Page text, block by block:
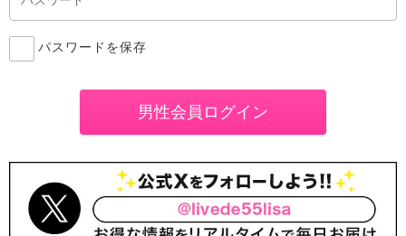
パスワードを保存